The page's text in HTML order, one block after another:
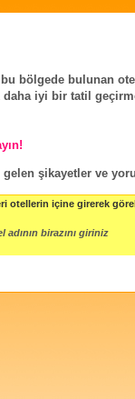
bölgede bulunan
iyi bir tatil
şikayetler ve
otellerin içine girerek
adının birazını giriniz